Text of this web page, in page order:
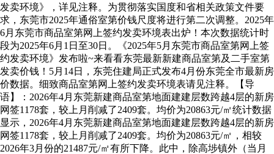
发卖环境》，详见注释。为贯彻落实国度和省相关政策文件要
求，东莞市2025年通俗室第价钱尺度将进行第二次调整。2025年
6月东莞市商品室第网上签约发卖环境表出炉！本次数据统计时
段为2025年6月1日至30日。《2025年5月东莞市商品室第网上签
约发卖环境》发布啦~来看看东莞最新新建商品室第及二手室第
发卖价钱！5月14日，东莞住建局正式发布4月份东莞全市最新房
价数据。细致商品室第网上签约发卖环境表请见注释。【导
语】：2026年4月东莞新建商品室第地面建建层数跨越4层的新房
网签1178套，较上月削减了2409套。均价为20863元/㎡统计数据
显示，2026年4月东莞新建商品室第地面建建层数跨越4层的新房
网签1178套，较上月削减了2409套。均价为20863元/㎡，相较
2026年3月份的21487元/㎡有所下降。此中，除高埗镇外（当月